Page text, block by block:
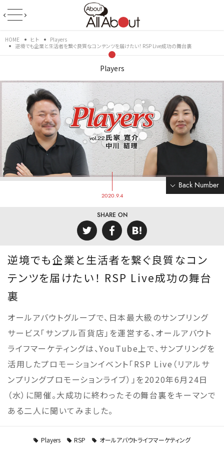
HOME ヒト
Players
逆境でも企業と生活者を繋ぐ良質なコンテンツを届けたい！ RSP Live成功の舞台裏
Players
Back Number
2020.9.4
SHARE ON
逆境でも企業と生活者を繋ぐ良質なコン
テンツを届けたい！ RSP Live成功の舞台
裏
オールアバウトグループで、日本最大級のサンプリング
サービス「サンプル百貨店」を運営する、オールアバウト
ライフマーケティングは、YouTube上で、サンプリングを
活用したプロモーションイベント「RSP Live（リアルサ
ンプリングプロモーションライブ）」を2020年6月24日
（水）に開催。大成功に終わったその舞台裏をキーマンで
ある二人に聞いてみました。
Players RSP
オールアバウトライフマーケティング